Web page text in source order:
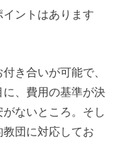
イントはあります
き合いが可能で、
、費用の基準が決
ないところ。そし
団に対応してお